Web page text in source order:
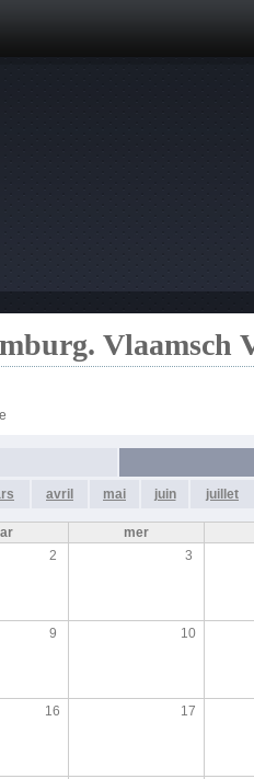
Vlaamsch
avril mai juin juillet
mer
2 3
9 10
16 17